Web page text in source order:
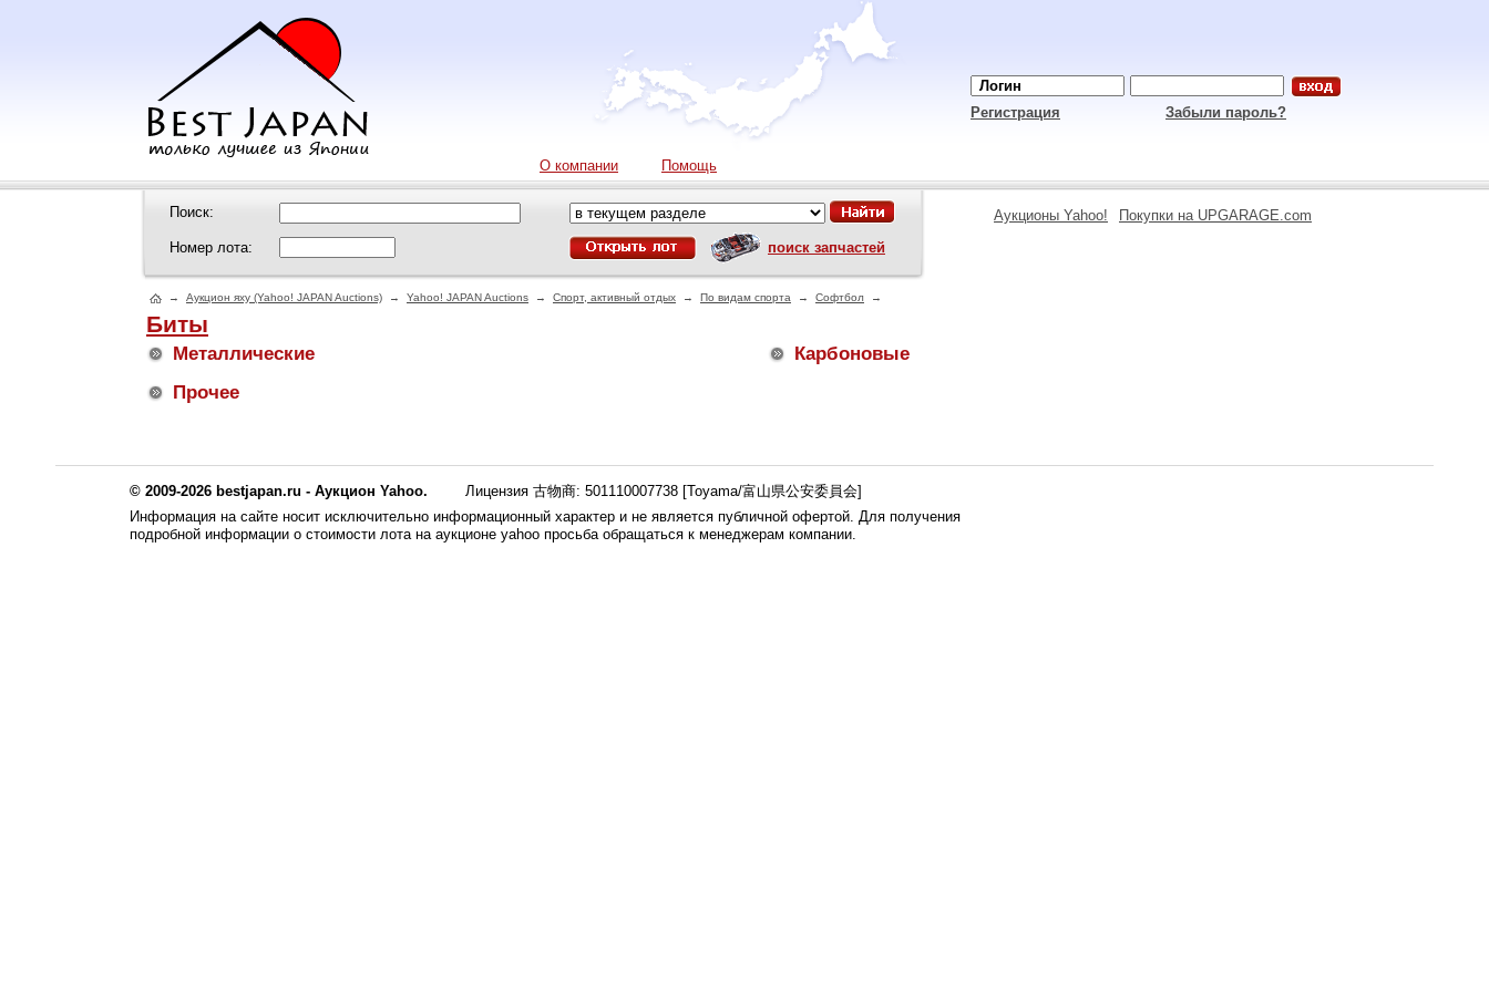
Регистрация Забыли пароль?
О компании Помощь
Поиск:
Номер лота: поиск запчастей
Аукционы Yahoo! Покупки на UPGARAGE.com
→ Аукцион яху (Yahoo! JAPAN Auctions) → Yahoo! JAPAN Auctions → Спорт, активный отдых → По видам спорта → Софтбол →
Биты
Металлические
Карбоновые
Прочее
© 2009-2026 bestjapan.ru - Аукцион Yahoo.
Лицензия 古物商: 501110007738 [Toyama/富山県公安委員会]
Информация на сайте носит исключительно информационный характер и не является публичной офертой. Для получения
подробной информации о стоимости лота на аукционе yahoo просьба обращаться к менеджерам компании.